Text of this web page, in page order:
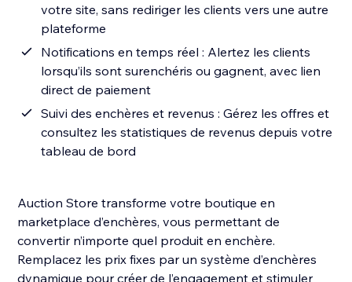
votre site, sans rediriger les clients vers une autre
plateforme
Notifications en temps réel : Alertez les clients
lorsqu’ils sont surenchéris ou gagnent, avec lien
direct de paiement
Suivi des enchères et revenus : Gérez les offres et
consultez les statistiques de revenus depuis votre
tableau de bord
Auction Store transforme votre boutique en
marketplace d’enchères, vous permettant de
convertir n’importe quel produit en enchère.
Remplacez les prix fixes par un système d’enchères
dynamique pour créer de l’engagement et stimuler